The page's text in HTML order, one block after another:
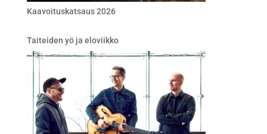
Kaavoituskatsaus 2026
Taiteiden yö ja eloviikko